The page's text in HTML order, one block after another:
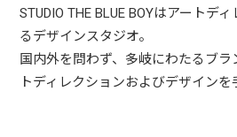
STUDIO THE BLUE BOYはアートデ
るデザインスタジオ。
国内外を問わず、多岐にわたるブ
トディレクションおよびデザインを